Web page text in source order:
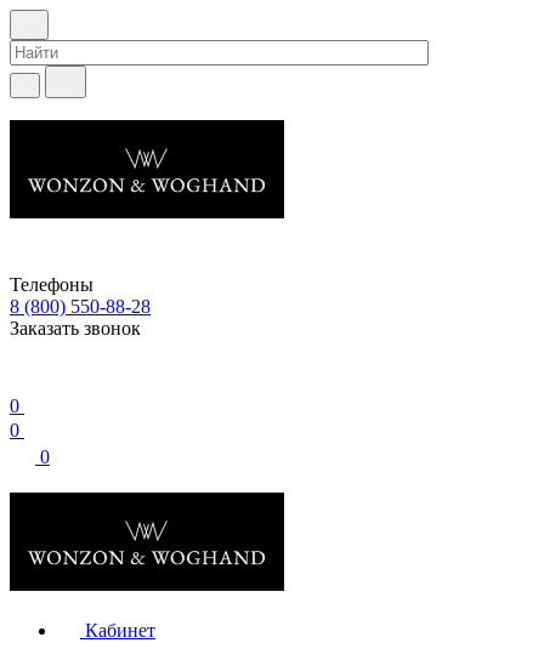
Телефоны
8 (800) 550-88-28
Заказать звонок
0
0
0
Кабинет